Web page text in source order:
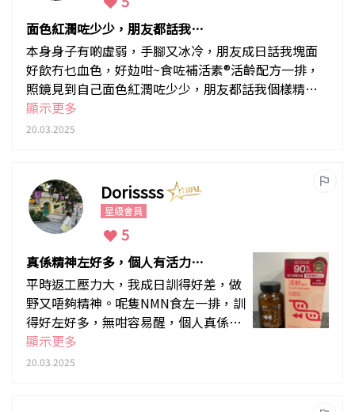
面色紅潤咗少少，朋友都話我個
樣精神咗!
本身身子有啲虛弱，手腳又冰冷，朋友成日話我塊面
好飲冇乜血色，好攰咁~食咗補活素®活齡配方一排，
照鏡見到自己面色紅潤咗少少，朋友都話我個樣精神
咗! 而且自己都感覺到冇以前咁攰，好似幾好，會kee
p住食
顯示更多
20.03.2025
Dorissss
星級會員
5
真係精神左好多，個人有活力左
好多！
平時返工壓力大，我成日訓得好差，做
野又唔夠精神。呢隻NMN食左一排，訓
得好左好多，無咁容易醒，個人真係有
活力左精神左！覺得最近返工做野都快
手左好多。同埋個人無咁容易病係真！
顯示更多
20.03.2025